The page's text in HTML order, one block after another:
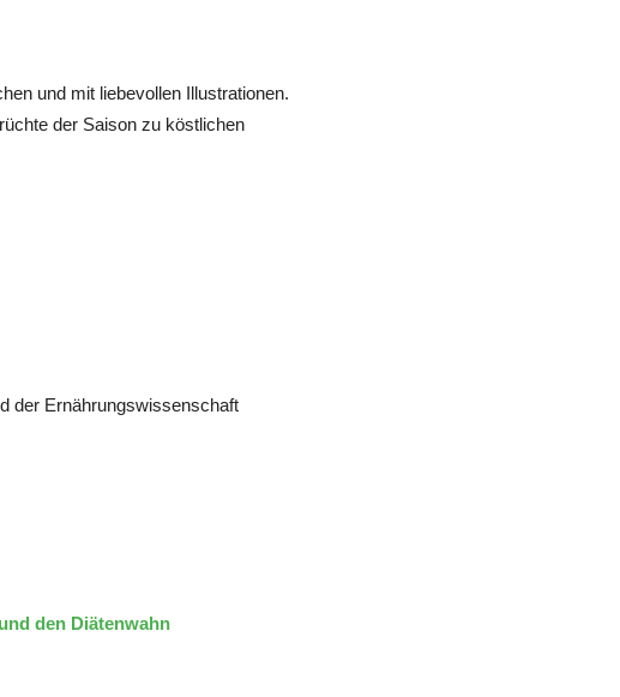
und mit liebevollen Illustrationen.
der Saison zu köstlichen
der Ernährungswissenschaft
den Diätenwahn